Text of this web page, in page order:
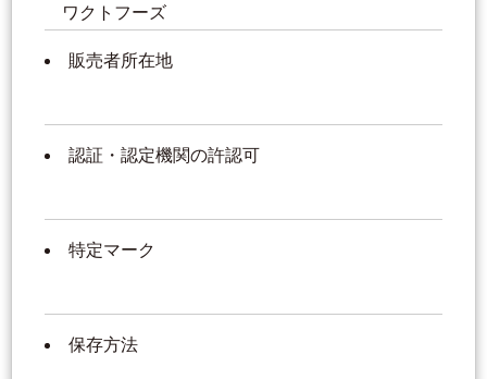
ワクトフーズ
販売者所在地
認証・認定機関の許認可
特定マーク
保存方法